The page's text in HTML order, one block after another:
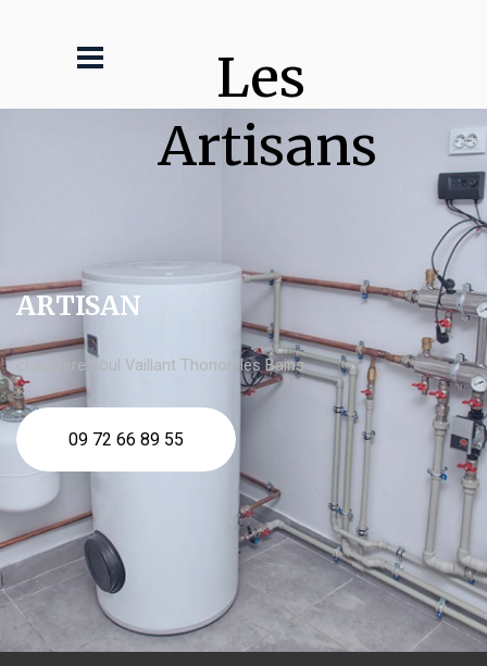
Les
Artisans
ARTISAN
chaudière fioul Vaillant Thonon les Bains
09 72 66 89 55